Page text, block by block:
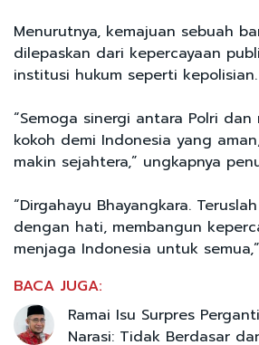
Menurutnya, kemajuan sebuah
dilepaskan dari kepercayaan
institusi hukum seperti kepolisian.
“Semoga sinergi antara Polri dan
kokoh demi Indonesia yang
makin sejahtera,” ungkapnya
“Dirgahayu Bhayangkara.
dengan hati, membangun
menjaga Indonesia untuk
BACA JUGA:
Ramai Isu Surpres
Narasi: Tidak Berdasar